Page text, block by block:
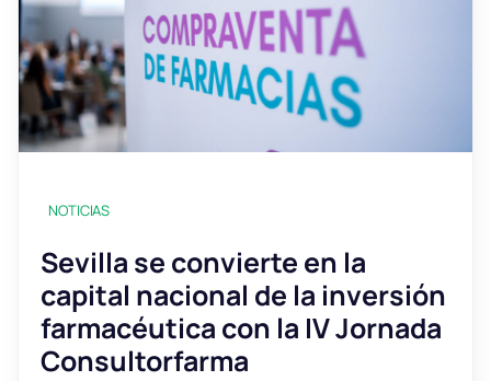
NOTICIAS
Sevilla se convierte en la
capital nacional de la inversión
farmacéutica con la IV Jornada
Consultorfarma